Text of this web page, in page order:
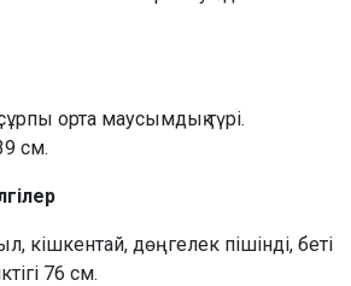
орта маусымдық түрі.
см.
кішкентай, дөңгелек пішінді, беті
76 см.